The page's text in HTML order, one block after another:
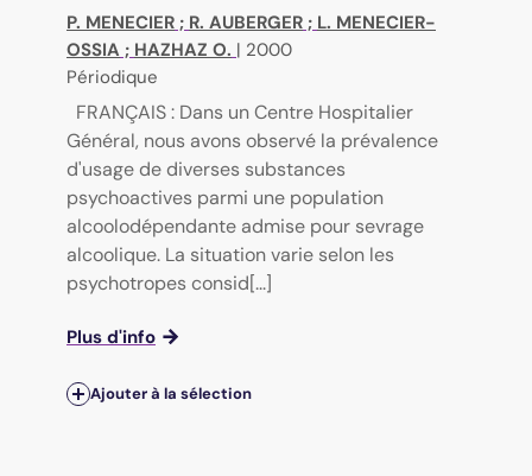
P. MENECIER ; R. AUBERGER ; L. MENECIER-
OSSIA ; HAZHAZ O. | 2000
Périodique
FRANÇAIS : Dans un Centre Hospitalier
Général, nous avons observé la prévalence
d'usage de diverses substances
psychoactives parmi une population
alcoolodépendante admise pour sevrage
alcoolique. La situation varie selon les
psychotropes consid[...]
Plus d'info
Ajouter à la sélection